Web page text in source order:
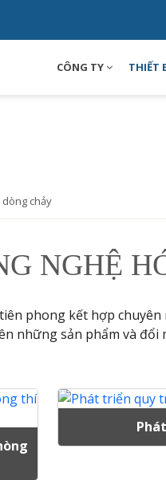
CÔNG TY THIẾT
chảy
NGHỆ
phong kết hợp
những sản phẩm và đổi